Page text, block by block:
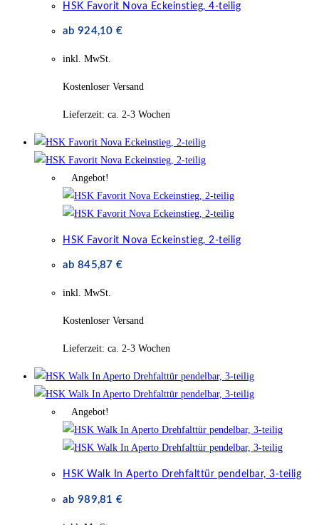
HSK Favorit Nova Eckeinstieg, 4-teilig
ab 924,10€
inkl. MwSt.
Kostenloser Versand
Lieferzeit: ca. 2-3 Wochen
Angebot!
HSK Favorit Nova Eckeinstieg, 2-teilig
ab 845,87€
inkl. MwSt.
Kostenloser Versand
Lieferzeit: ca. 2-3 Wochen
Angebot!
HSK Walk In Aperto Drehfalttür pendelbar, 3-teilig
ab 989,81€